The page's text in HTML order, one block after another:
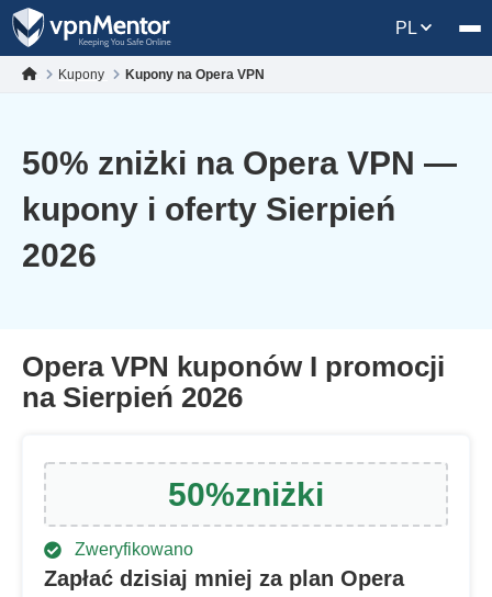
PL
Kupony Kupony na Opera VPN
50% zniżki na Opera VPN —
kupony i oferty Sierpień
2026
Opera VPN kuponów I promocji
na Sierpień 2026
50%zniżki
Zweryfikowano
Zapłać dzisiaj mniej za plan Opera